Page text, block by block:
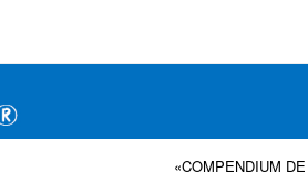
«COMPENDIUM DE